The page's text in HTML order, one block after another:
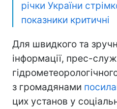
річки України
показники критичні
Для швидкого та
інформації, прес-
з громадянами
цих установ у